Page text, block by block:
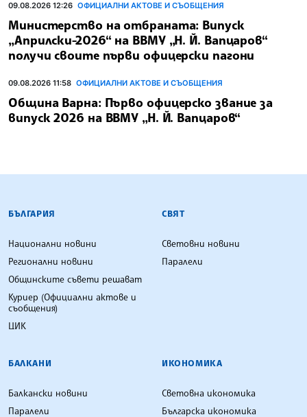
09.08.2026 12:26 ОФИЦИАЛНИ АКТОВЕ И СЪОБЩЕНИЯ
Министерство на отбраната: Випуск
„Априлски-2026“ на ВВМУ „Н. Й. Вапцаров“
получи своите първи офицерски пагони
09.08.2026 11:58 ОФИЦИАЛНИ АКТОВЕ И СЪОБЩЕНИЯ
Община Варна: Първо офицерско звание за
випуск 2026 на ВВМУ „Н. Й. Вапцаров“
БЪЛГАРСКА ТЕЛЕГРАФНА АГЕНЦИЯ
БЪЛГАРИЯ
Национални новини
Регионални новини
Общинските съвети решават
Куриер (Официални актове и
съобщения)
ЦИК
СВЯТ
Световни новини
Паралели
БАЛКАНИ
Балкански новини
Паралели
ИКОНОМИКА
Световна икономика
Българска икономика